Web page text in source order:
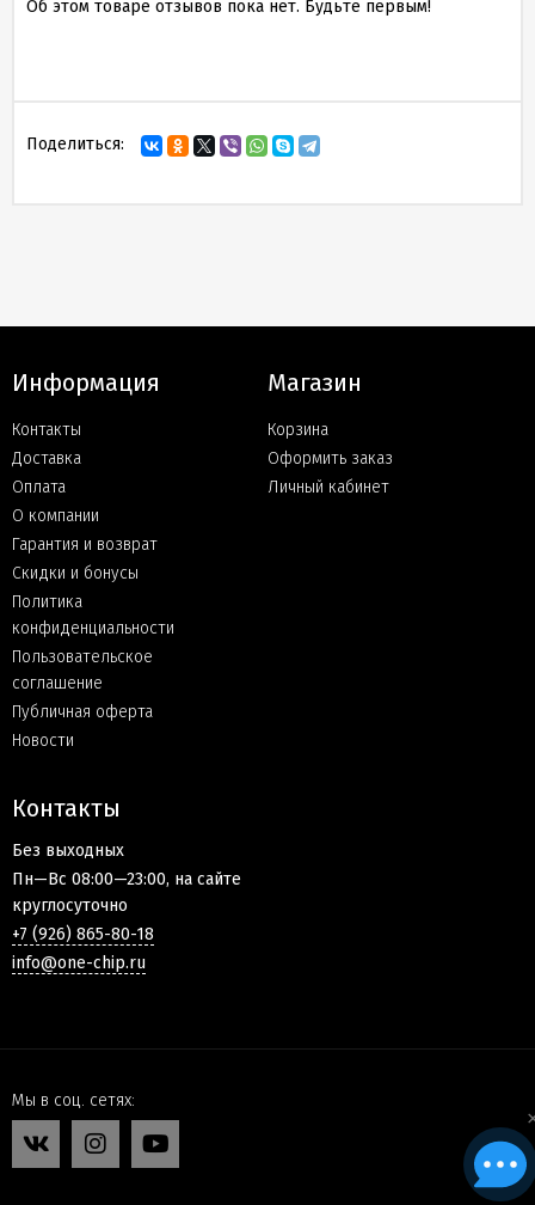
Об этом товаре отзывов пока нет. Будьте первым!
Поделиться:
Информация
Контакты
Доставка
Оплата
О компании
Гарантия и возврат
Скидки и бонусы
Политика
конфиденциальности
Пользовательское
соглашение
Публичная оферта
Новости
Магазин
Корзина
Оформить заказ
Личный кабинет
Контакты
Без выходных
Пн—Вс 08:00—23:00, на сайте
круглосуточно
+7 (926) 865-80-18
info@one-chip.ru
Мы в соц. сетях